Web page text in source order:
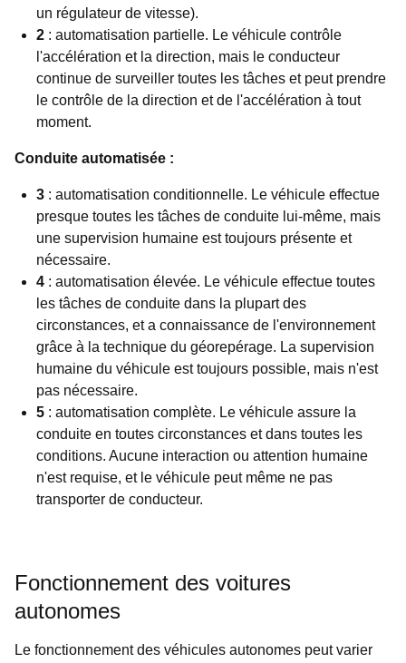
un régulateur de vitesse).
2 : automatisation partielle. Le véhicule contrôle
l'accélération et la direction, mais le conducteur
continue de surveiller toutes les tâches et peut prendre
le contrôle de la direction et de l'accélération à tout
moment.
Conduite automatisée :
3 : automatisation conditionnelle. Le véhicule effectue
presque toutes les tâches de conduite lui-même, mais
une supervision humaine est toujours présente et
nécessaire.
4 : automatisation élevée. Le véhicule effectue toutes
les tâches de conduite dans la plupart des
circonstances, et a connaissance de l'environnement
grâce à la technique du géorepérage. La supervision
humaine du véhicule est toujours possible, mais n'est
pas nécessaire.
5 : automatisation complète. Le véhicule assure la
conduite en toutes circonstances et dans toutes les
conditions. Aucune interaction ou attention humaine
n'est requise, et le véhicule peut même ne pas
transporter de conducteur.
Fonctionnement des voitures
autonomes
Le fonctionnement des véhicules autonomes peut varier